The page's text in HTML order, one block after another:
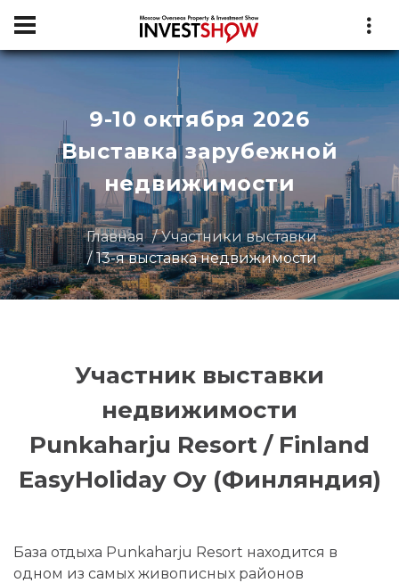
9-10 октября 2026
Выставка зарубежной
недвижимости
Главная
Участники выставки
13-я выставка недвижимости
Участник выставки
недвижимости
Punkaharju Resort / Finland
EasyHoliday Oy (Финляндия)
База отдыха Punkaharju Resort находится в
одном из самых живописных районов